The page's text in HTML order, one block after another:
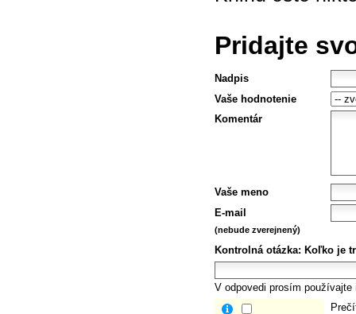
Pridajte
Nadpis
Vaše hodnotenie
Komentár
Vaše meno
E-mail
(nebude zverejnený)
Kontrolná otázka: Koľko je
V odpovedi prosím